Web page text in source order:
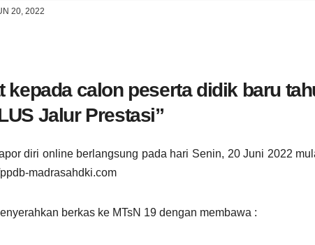
20, 2022
kepada calon peserta didik baru
Jalur Prestasi”
diri online berlangsung pada hari Senin, 20 Juni 2022
madrasahdki.com
berkas ke MTsN 19 dengan membawa :